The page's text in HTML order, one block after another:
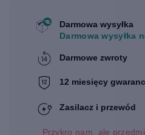
Darmowa wysyłka
Darmowa wysyłka
Darmowe zwroty
12 miesięcy
Zasilacz i przewód
Przykro nam, ale